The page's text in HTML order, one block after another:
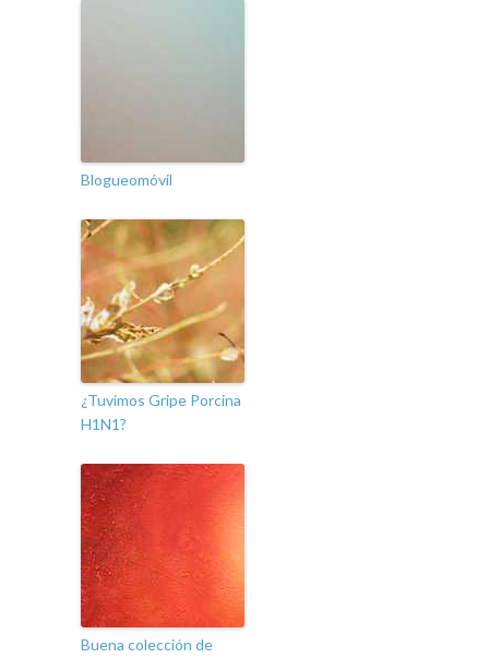
Blogueomóvil
¿Tuvimos Gripe Porcina
H1N1?
Buena colección de